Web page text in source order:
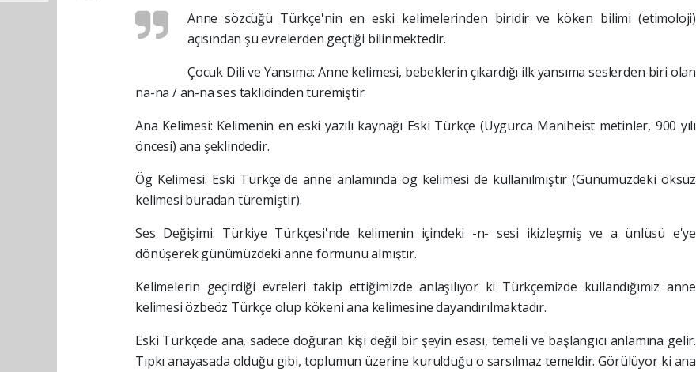
Anne sözcüğü Türkçe'nin en eski kelimelerinden biridir ve köken bilimi (etimoloji)
açısından şu evrelerden geçtiği bilinmektedir.
Çocuk Dili ve Yansıma: Anne kelimesi, bebeklerin çıkardığı ilk yansıma seslerden biri olan
na-na / an-na ses taklidinden türemiştir.
Ana Kelimesi: Kelimenin en eski yazılı kaynağı Eski Türkçe (Uygurca Maniheist metinler, 900 yılı
öncesi) ana şeklindedir.
Ög Kelimesi: Eski Türkçe'de anne anlamında ög kelimesi de kullanılmıştır (Günümüzdeki öksüz
kelimesi buradan türemiştir).
Ses Değişimi: Türkiye Türkçesi'nde kelimenin içindeki -n- sesi ikizleşmiş ve a ünlüsü e'ye
dönüşerek günümüzdeki anne formunu almıştır.
Kelimelerin geçirdiği evreleri takip ettiğimizde anlaşılıyor ki Türkçemizde kullandığımız anne
kelimesi özbeöz Türkçe olup kökeni ana kelimesine dayandırılmaktadır.
Eski Türkçede ana, sadece doğuran kişi değil bir şeyin esası, temeli ve başlangıcı anlamına gelir.
Tıpkı anayasada olduğu gibi, toplumun üzerine kurulduğu o sarsılmaz temeldir. Görülüyor ki ana